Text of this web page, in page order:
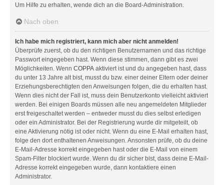
Um Hilfe zu erhalten, wende dich an die Board-Administration.
Nach oben
Ich habe mich registriert, kann mich aber nicht anmelden!
Überprüfe zuerst, ob du den richtigen Benutzernamen und das richtige
Passwort eingegeben hast. Wenn diese stimmen, dann gibt es zwei
Möglichkeiten. Wenn COPPA aktiviert ist und du angegeben hast, dass
du unter 13 Jahre alt bist, musst du bzw. einer deiner Eltern oder deiner
Erziehungsberechtigten den Anweisungen folgen, die du erhalten hast.
Wenn dies nicht der Fall ist, muss dein Benutzerkonto vielleicht aktiviert
werden. Bei einigen Boards müssen alle neu angemeldeten Mitglieder
erst freigeschaltet werden – entweder musst du dies selbst erledigen
oder ein Administrator. Bei der Registrierung wurde dir mitgeteilt, ob
eine Aktivierung nötig ist oder nicht. Wenn du eine E-Mail erhalten hast,
folge den dort enthaltenen Anweisungen. Ansonsten prüfe, ob du deine
E-Mail-Adresse korrekt eingegeben hast oder die E-Mail von einem
Spam-Filter blockiert wurde. Wenn du dir sicher bist, dass deine E-Mail-
Adresse korrekt eingegeben wurde, dann kontaktiere einen
Administrator.